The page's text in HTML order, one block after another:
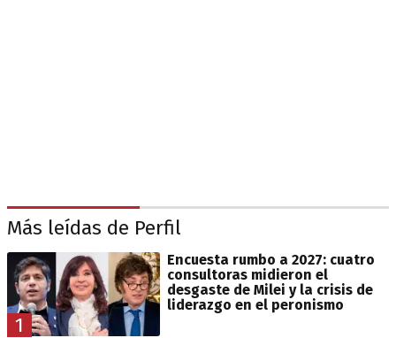
Más leídas de Perfil
1
Encuesta rumbo a 2027: cuatro
consultoras midieron el
desgaste de Milei y la crisis de
liderazgo en el peronismo